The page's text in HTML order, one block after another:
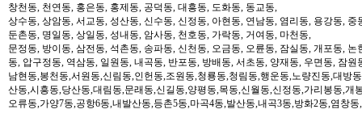
창천동, 천연동, 홍은동, 홍제동, 공덕동, 대흥동, 도화동, 동교동,
상수동, 상암동, 서교동, 성산동, 신수동, 신정동, 아현동, 연남동, 염리동, 용강동,
둔촌동, 명일동, 상일동, 성내동, 암사동, 천호동, 가락동, 거여동, 마천동,
문정동, 방이동, 삼전동, 석촌동, 송파동, 신천동, 오금동, 오륜동, 잠실동, 개포동,
동, 압구정동, 역삼동, 일원동, 내곡동, 반포동, 방배동, 서초동, 양재동, 우면동, 잠원
남현동,봉천동,서원동,신림동,인헌동,조원동,청룡동,청림동,행운동,노량진동,대방
산동,시흥동,당산동,대림동,문래동,신길동,양평동,목동,신월동,신정동,가리봉동,개
오류동,가양7동,공항6동,내발산동,등촌5동,마곡4동,발산동,내곡3동,방화2동,염창동